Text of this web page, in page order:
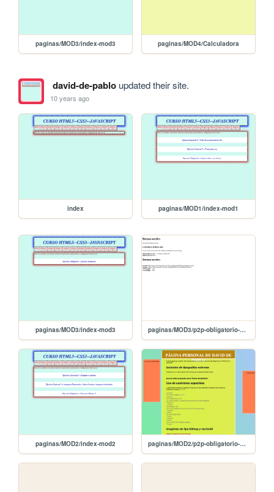
paginas/MOD3/index-mod3 paginas/MOD4/Calculadora
david-de-pabloupdated their site.
10 years ago
index paginas/MOD1/index-mod1
paginas/MOD3/index-mod3 paginas/MOD3/p2p-obligatorio-mod3
paginas/MOD2/index-mod2 paginas/MOD2/p2p-obligatorio-mod2